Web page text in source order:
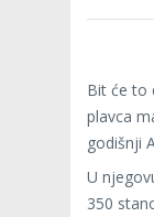
Bit će to
plavca
godišnji
U
350